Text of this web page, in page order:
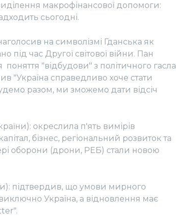
макрофінансової допомоги:
сьогодні.
на символізмі Гданська як
під час Другої cвітової війни. Пан
"відбудови" з політичного гасла
"Україна справедливо хоче стати
разом, ми зможемо дати відсіч
окреслила п'ять вимірів
бізнес, регіональний розвиток та
оборони (дрони, РЕБ) стали новою
підтвердив, що умови мирного
Україна, а відновлення має